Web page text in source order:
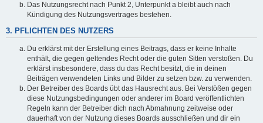
Das Nutzungsrecht nach Punkt 2, Unterpunkt a bleibt auch nach
Kündigung des Nutzungsvertrages bestehen.
3. PFLICHTEN DES NUTZERS
Du erklärst mit der Erstellung eines Beitrags, dass er keine Inhalte
enthält, die gegen geltendes Recht oder die guten Sitten verstoßen. Du
erklärst insbesondere, dass du das Recht besitzt, die in deinen
Beiträgen verwendeten Links und Bilder zu setzen bzw. zu verwenden.
Der Betreiber des Boards übt das Hausrecht aus. Bei Verstößen gegen
diese Nutzungsbedingungen oder anderer im Board veröffentlichten
Regeln kann der Betreiber dich nach Abmahnung zeitweise oder
dauerhaft von der Nutzung dieses Boards ausschließen und dir ein